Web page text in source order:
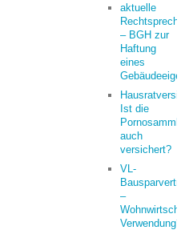
aktuelle
– BGH zur
Haftung
eines
Ist die
auch
versichert?
VL-
Bausparvertrag
–
Verwendung?